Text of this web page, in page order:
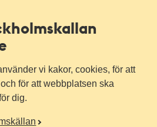
vi kakor, cookies, för att
för att webbplatsen ska
dig.